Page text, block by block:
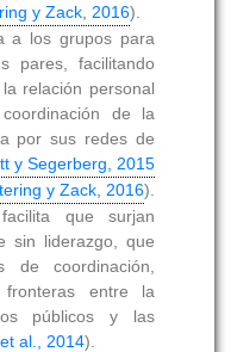
y Zack, 2016).
a los grupos para
pares, facilitando
relación personal
de la
por sus redes de
y Segerberg, 2015
y Zack, 2016).
que surjan
sin liderazgo, que
de coordinación,
entre la
públicos y las
al., 2014).